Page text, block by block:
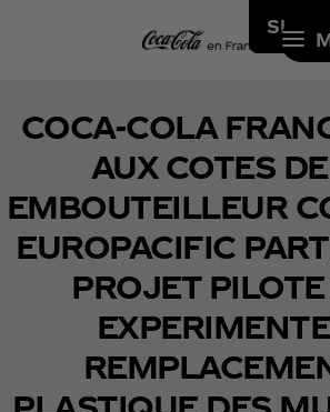
Skip
COCA-COLA
AUX COTES
EMBOUTEILLEUR
EUROPACIFIC
PROJET